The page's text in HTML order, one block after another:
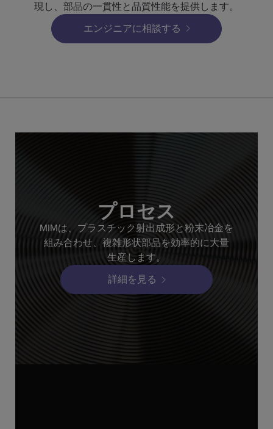
現し、部品の一貫性と品質性能を提供します。
エンジニアに相談する
プロセス
MIMは、プラスチック射出成形と粉末冶金を
組み合わせ、複雑形状部品を効率的に大量
生産します。
詳細を見る